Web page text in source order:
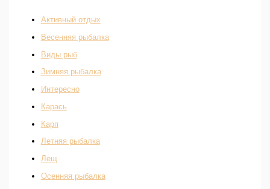
Активный отдых
Весенняя рыбалка
Виды рыб
Зимняя рыбалка
Интересно
Карась
Карп
Летняя рыбалка
Лещ
Осенняя рыбалка